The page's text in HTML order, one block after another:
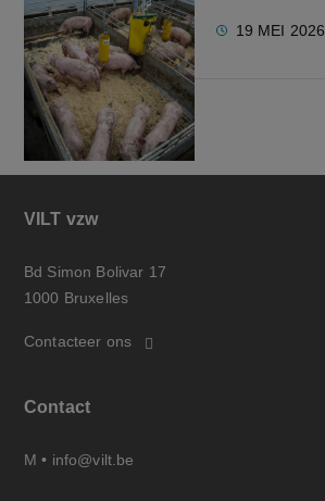
19 MEI 2026
VILT vzw
Bd Simon Bolivar 17
1000 Bruxelles
Contacteer ons
Contact
M • info@vilt.be